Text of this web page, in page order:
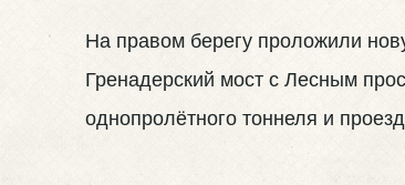
На правом берегу проложили
Гренадерский мост с Лесным
однопролётного тоннеля и